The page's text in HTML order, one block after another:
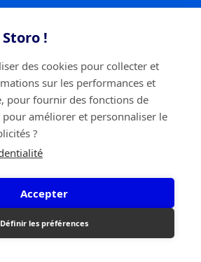
!
des cookies pour collecter et
sur les performances et
pour fournir des fonctions de
pour améliorer et personnaliser le
?
Accepter
Définir les préférences